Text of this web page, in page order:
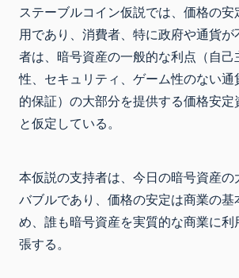
ステーブルコイン仮説では、価格の
用であり、消費者、特に政府や通貨
者は、暗号資産の一般的な利点（自
性、セキュリティ、ゲーム性のない
的保証）の大部分を提供する価格安
と仮定している。
本仮説の支持者は、今日の暗号資産
バブルであり、価格の安定は商業の
め、誰も暗号資産を実質的な商業に
張する。